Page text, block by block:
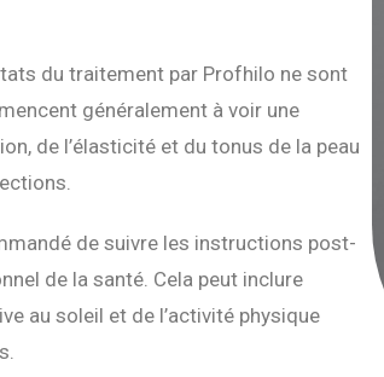
du traitement par Profhilo ne sont
généralement à voir une
de l’élasticité et du tonus de la peau
de suivre les instructions post-
de la santé. Cela peut inclure
au soleil et de l’activité physique